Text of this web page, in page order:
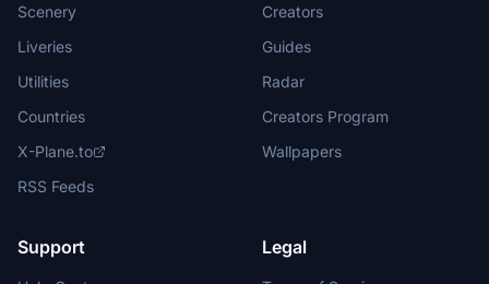
Scenery
Liveries
Utilities
Countries
X-Plane.to
RSS Feeds
Creators
Guides
Radar
Creators Program
Wallpapers
Support Legal